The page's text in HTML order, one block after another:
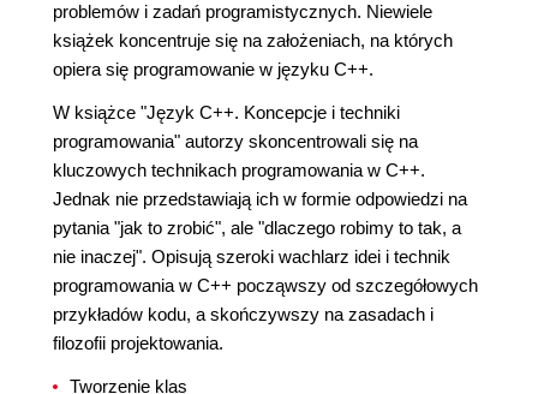
problemów i zadań programistycznych. Niewiele
książek koncentruje się na założeniach, na których
opiera się programowanie w języku C++.
W książce "Język C++. Koncepcje i techniki
programowania" autorzy skoncentrowali się na
kluczowych technikach programowania w C++.
Jednak nie przedstawiają ich w formie odpowiedzi na
pytania "jak to zrobić", ale "dlaczego robimy to tak, a
nie inaczej". Opisują szeroki wachlarz idei i technik
programowania w C++ począwszy od szczegółowych
przykładów kodu, a skończywszy na zasadach i
filozofii projektowania.
Tworzenie klas